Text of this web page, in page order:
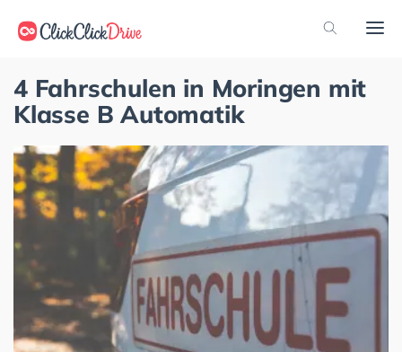
4 Fahrschulen in Moringen mit
Klasse B Automatik